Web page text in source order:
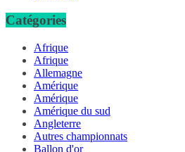
Catégories
Afrique
Afrique
Allemagne
Amérique
Amérique
Amérique du sud
Angleterre
Autres championnats
Ballon d'or